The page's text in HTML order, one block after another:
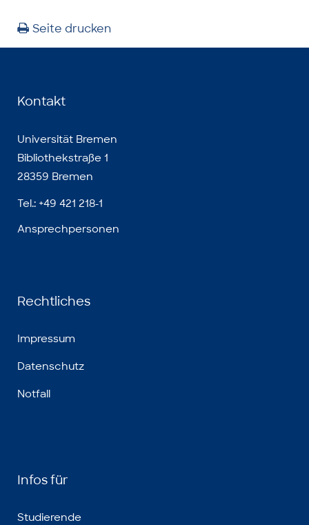
Seite drucken
Kontakt
Universität Bremen
Bibliothekstraße 1
28359 Bremen
Tel.: +49 421 218-1
Ansprechpersonen
Rechtliches
Impressum
Datenschutz
Notfall
Infos für
Studierende